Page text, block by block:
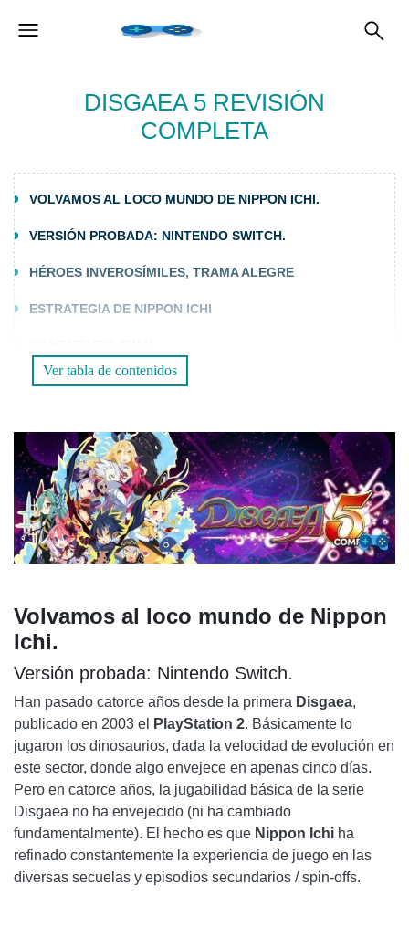
DISGAEA 5 REVISIÓN
COMPLETA
VOLVAMOS AL LOCO MUNDO DE NIPPON ICHI.
VERSIÓN PROBADA: NINTENDO SWITCH.
HÉROES INVEROSÍMILES, TRAMA ALEGRE
ESTRATEGIA DE NIPPON ICHI
Ver tabla de contenidos
Volvamos al loco mundo de Nippon
Ichi.
Versión probada: Nintendo Switch.
Han pasado catorce años desde la primera Disgaea,
publicado en 2003 el
PlayStation 2. Básicamente lo
jugaron los dinosaurios, dada la velocidad de evolución en
este sector, donde algo envejece en apenas cinco días.
Pero en catorce años, la jugabilidad básica de la serie
Disgaea no ha envejecido (ni ha cambiado
fundamentalmente). El hecho es que Nippon Ichi ha
refinado constantemente la experiencia de juego en las
diversas secuelas y episodios secundarios / spin-offs.